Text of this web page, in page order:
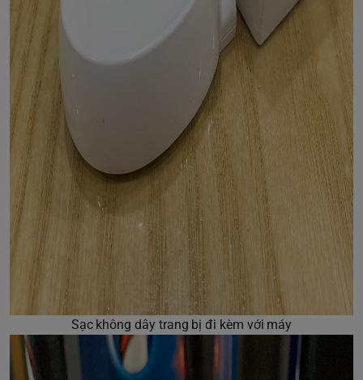
Sạc không dây trang bị đi kèm với máy